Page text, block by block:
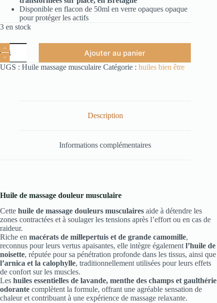
Disponible en flacon de 50ml en verre opaques opaque
pour protéger les actifs
3 en stock
Ajouter au panier
UGS : Huile massage musculaire Catégorie : huiles bien être
Description
Informations complémentaires
Huile de massage douleur musculaire
Cette huile de massage douleurs musculaires aide à détendre les
zones contractées et à soulager les tensions après l’effort ou en cas de
raideur.
Riche en macérats de millepertuis et de grande camomille,
reconnus pour leurs vertus apaisantes, elle intègre égalementl’huile de
noisette, réputée pour sa pénétration profonde dans les tissus, ainsi que
l’arnica et la calophylle, traditionnellement utilisées pour leurs effets
de confort sur les muscles.
Les huiles essentielles de lavande, menthe des champs et gaulthérie
odorante complètent la formule, offrant une agréable sensation de
chaleur et contribuant à une expérience de massage relaxante.